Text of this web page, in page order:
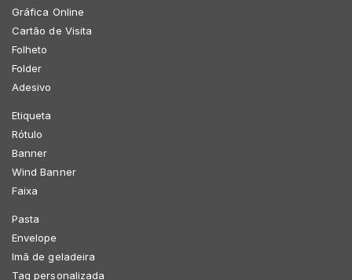
Gráfica Online
Cartão de Visita
Folheto
Folder
Adesivo
Etiqueta
Rótulo
Banner
Wind Banner
Faixa
Pasta
Envelope
Imã de geladeira
Tag personalizada